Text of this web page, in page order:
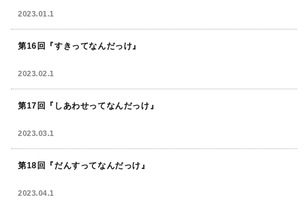
2023.01.1
第16回『すきってなんだっけ』
2023.02.1
第17回『しあわせってなんだっけ』
2023.03.1
第18回『だんすってなんだっけ』
2023.04.1